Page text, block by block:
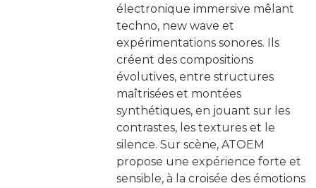
électronique immersive mêlant
techno, new wave et
expérimentations sonores. Ils
créent des compositions
évolutives, entre structures
maîtrisées et montées
synthétiques, en jouant sur les
contrastes, les textures et le
silence. Sur scène, ATOEM
propose une expérience forte et
sensible, à la croisée des émotions